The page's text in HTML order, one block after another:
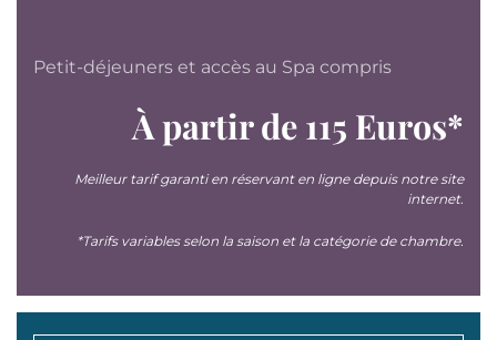
Petit-déjeuners et accès au Spa compris
À partir de 115 Euros*
Meilleur tarif garanti en réservant en ligne depuis notre site
internet.
*Tarifs variables selon la saison et la catégorie de chambre.